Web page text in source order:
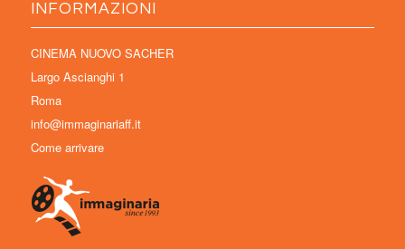
INFORMAZIONI
CINEMA NUOVO SACHER
Largo Ascianghi 1
Roma
info@immaginariaff.it
Come arrivare